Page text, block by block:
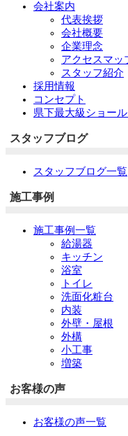
会社案内
代表挨拶
会社概要
企業理念
アクセスマッ
スタッフ紹介
採用情報
コンセプト
県下最大級ショー
スタッフブログ
スタッフブログ一覧
施工事例
施工事例一覧
給湯器
キッチン
浴室
トイレ
洗面化粧台
内装
外壁・屋根
外構
小工事
増築
お客様の声
お客様の声一覧